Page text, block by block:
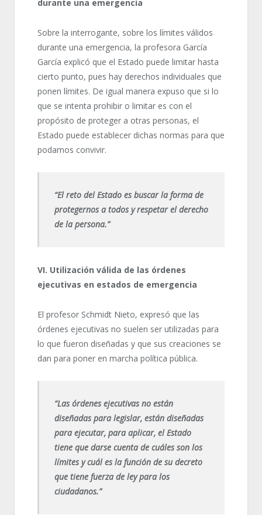
durante una emergencia
Sobre la interrogante, sobre los límites válidos
durante una emergencia, la profesora García
García explicó que el Estado puede limitar hasta
cierto punto, pues hay derechos individuales que
ponen límites. De igual manera expuso que si lo
que se intenta prohibir o limitar es con el
propósito de proteger a otras personas, el
Estado puede establecer dichas normas para que
podamos convivir.
“El reto del Estado es buscar la forma de
protegernos a todos y respetar el derecho
de la persona.”
VI. Utilización válida de las órdenes
ejecutivas en estados de emergencia
El profesor Schmidt Nieto, expresó que las
órdenes ejecutivas no suelen ser utilizadas para
lo que fueron diseñadas y que sus creaciones se
dan para poner en marcha política pública.
“Las órdenes ejecutivas no están
diseñadas para legislar, están diseñadas
para ejecutar, para aplicar, el Estado
tiene que darse cuenta de cuáles son los
límites y cuál es la función de su decreto
que tiene fuerza de ley para los
ciudadanos.”